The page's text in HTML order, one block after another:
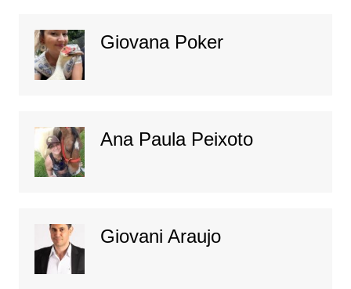
Giovana Poker
Ana Paula Peixoto
Giovani Araujo